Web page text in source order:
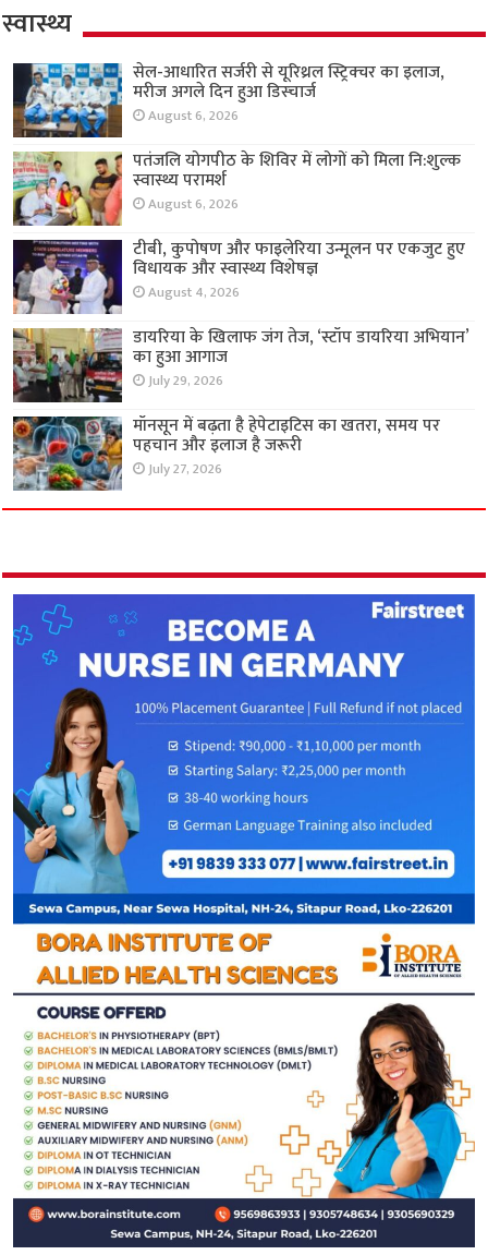
स्वास्थ्य
सेल-आधारित सर्जरी से यूरिथ्रल स्ट्रिक्चर का इलाज,
मरीज अगले दिन हुआ डिस्चार्ज
August 6, 2026
पतंजलि योगपीठ के शिविर में लोगों को मिला नि:शुल्क
स्वास्थ्य परामर्श
August 6, 2026
टीबी, कुपोषण और फाइलेरिया उन्मूलन पर एकजुट हुए
विधायक और स्वास्थ्य विशेषज्ञ
August 4, 2026
डायरिया के खिलाफ जंग तेज, ‘स्टॉप डायरिया अभियान’
का हुआ आगाज
July 29, 2026
मॉनसून में बढ़ता है हेपेटाइटिस का खतरा, समय पर
पहचान और इलाज है जरूरी
July 27, 2026